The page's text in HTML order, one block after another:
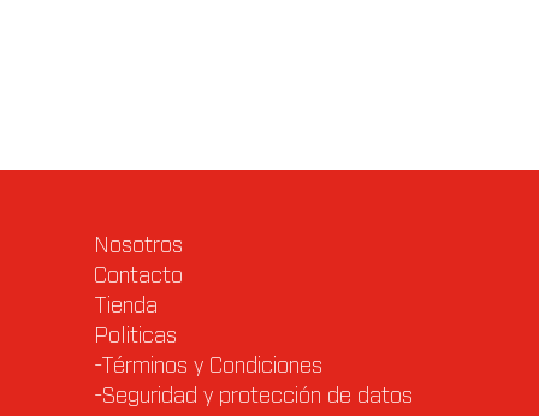
Nosotros
Contacto
Tienda
Politicas
-Términos y Condiciones
-Seguridad y protección de datos